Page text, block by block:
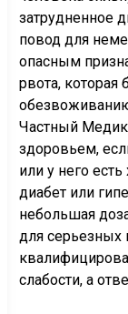
затрудненное
повод для
опасным
рвота, которая
Частный
здоровьем,
или у него
диабет или
небольшая
для серьезных
слабости, а